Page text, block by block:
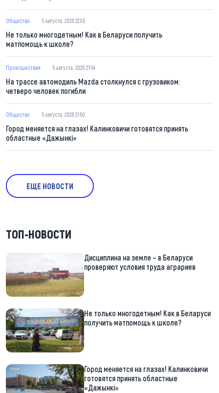
Общество 5 августа, 2026 22:00
Не только многодетным! Как в Беларуси получить
матпомощь к школе?
Происшествия 5 августа, 2026 21:54
На трассе автомодиль Mazda столкнулся с грузовиком:
четверо человек погибли
Общество 5 августа, 2026 21:50
Город меняется на глазах! Калинковичи готовятся принять
областные «Дажынкі»
ЕЩЕ НОВОСТИ
ТОП-НОВОСТИ
Дисциплина на земле – в Беларуси
проверяют условия труда аграриев
Не только многодетным! Как в Беларуси
получить матпомощь к школе?
Город меняется на глазах! Калинковичи
готовятся принять областные
«Дажынкі»